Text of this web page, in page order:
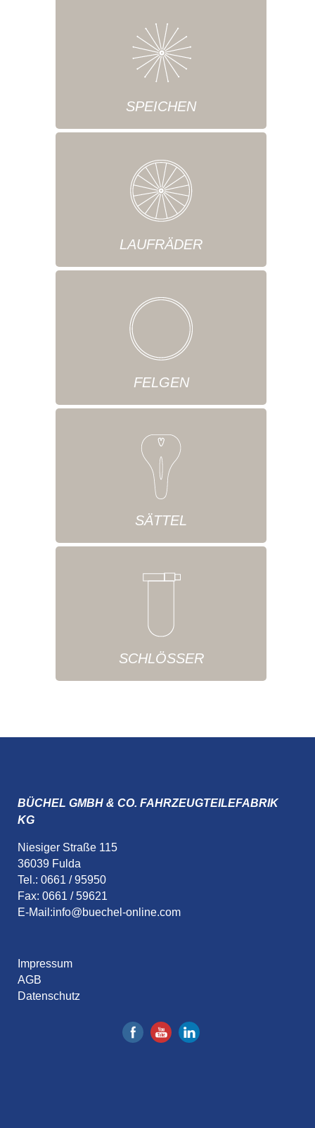
SPEICHEN
LAUFRÄDER
FELGEN
SÄTTEL
SCHLÖSSER
BÜCHEL GMBH & CO. FAHRZEUGTEILEFABRIK
KG
Niesiger Straße 115
36039 Fulda
Tel.: 0661 / 95950
Fax: 0661 / 59621
E-Mail:info@buechel-online.com
Impressum
AGB
Datenschutz